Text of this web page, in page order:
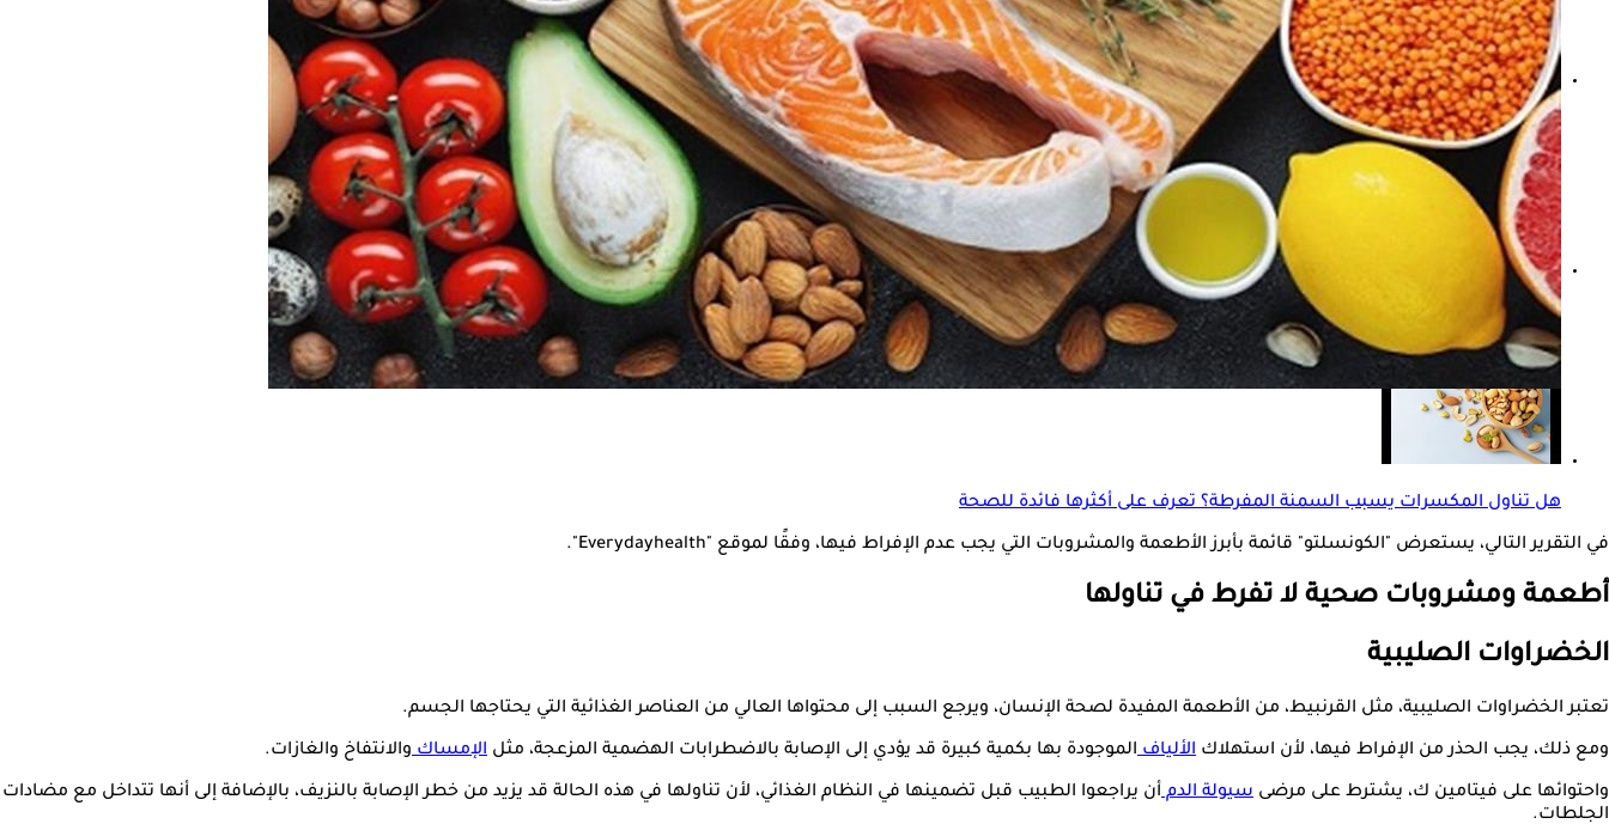
من الإمساك للبواسير- ماذا يحدث عند تجاهل الرغبة في التبرز؟
خبز الساوردو والقولون- 9 أطعمة تحتوي على الألياف أكثر منه
هل تناول المكسرات يسبب السمنة المفرطة؟ تعرف على أكثرها فائدة للصحة
في التقرير التالي، يستعرض "الكونسلتو" قائمة بأبرز الأطعمة والمشروبات التي يجب عدم الإفراط فيها، وفقًا لموقع "Everydayhealth".
أطعمة ومشروبات صحية لا تفرط في تناولها
الخضراوات الصليبية
تعتبر الخضراوات الصليبية، مثل القرنبيط، من الأطعمة المفيدة لصحة الإنسان، ويرجع السبب إلى محتواها العالي من العناصر الغذائية التي يحتاجها الجسم.
ومع ذلك، يجب الحذر من الإفراط فيها، لأن استهلاك الأليافالموجودة بها بكمية كبيرة قد يؤدي إلى الإصابة بالاضطرابات الهضمية المزعجة، مثل الإمساكوالانتفاخ والغازات.
واحتوائها على فيتامين ك، يشترط على مرضى سيولة الدمأن يراجعوا الطبيب قبل تضمينها في النظام الغذائي، لأن تناولها في هذه الحالة قد يزيد من خطر الإصابة بالنزيف، بالإضافة إلى أنها تتداخل مع مضادات
الجلطات.